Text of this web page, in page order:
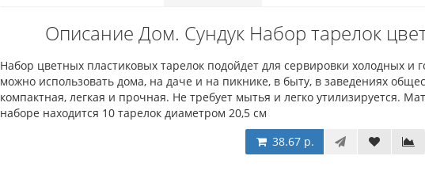
Описание Дом. Сундук Набор тарелок
Набор цветных пластиковых тарелок подойдет для сервировки холодных и
можно использовать дома, на даче и на пикнике, в быту, в заведениях
компактная, легкая и прочная. Не требует мытья и легко утилизируется.
наборе находится 10 тарелок диаметром 20,5 см
38.67 р.